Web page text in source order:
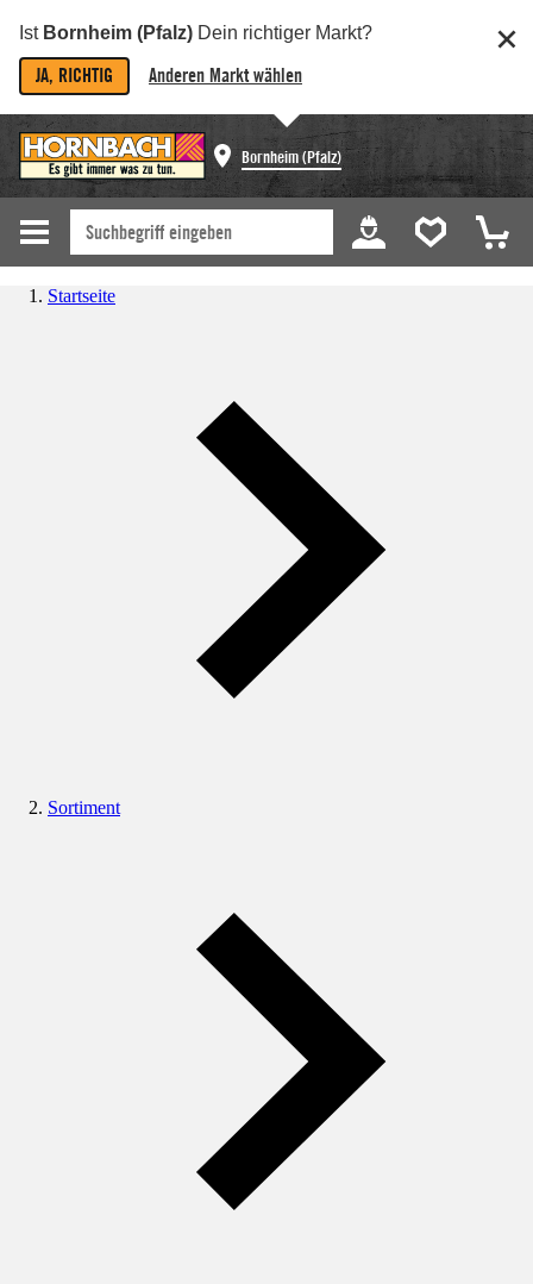
Ist Bornheim (Pfalz) Dein richtiger Markt?
JA, RICHTIG Anderen Markt wählen
Bornheim (Pfalz)
Startseite
Sortiment